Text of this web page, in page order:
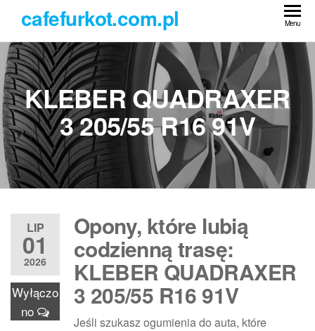
treści
cafefurkot.com.pl Menu
KLEBER QUADRAXER
3 205/55 R16 91V
LIP
01
2026
Wyłączo
no
Opony, które lubią
codzienną trasę:
KLEBER QUADRAXER
3 205/55 R16 91V
Jeśli szukasz ogumienia do auta, które